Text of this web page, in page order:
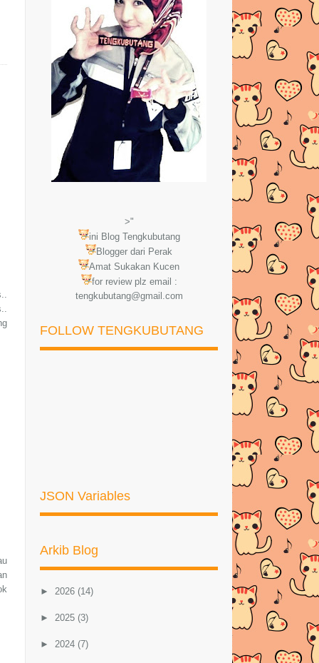
>"
ini Blog Tengkubutang
Blogger dari Perak
Amat Sukakan Kucen
for review plz email :
tengkubutang@gmail.com
FOLLOW TENGKUBUTANG
JSON Variables
Arkib Blog
► 2026 (14)
► 2025 (3)
► 2024 (7)